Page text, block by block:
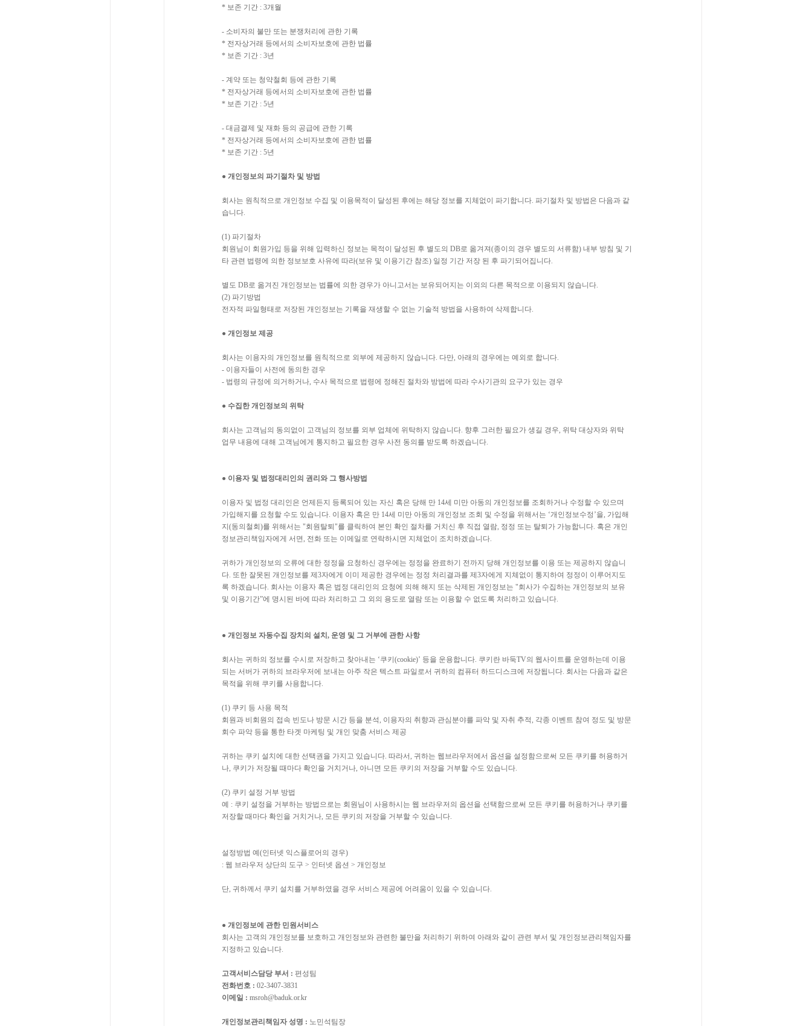
* 보존 기간 : 3개월
- 소비자의 불만 또는 분쟁처리에 관한 기록
* 전자상거래 등에서의 소비자보호에 관한 법률
* 보존 기간 : 3년
- 계약 또는 청약철회 등에 관한 기록
* 전자상거래 등에서의 소비자보호에 관한 법률
* 보존 기간 : 5년
- 대금결제 및 재화 등의 공급에 관한 기록
* 전자상거래 등에서의 소비자보호에 관한 법률
* 보존 기간 : 5년
● 개인정보의 파기절차 및 방법
회사는 원칙적으로 개인정보 수집 및 이용목적이 달성된 후에는 해당 정보를 지체없이 파기합니다. 파기절차 및 방법은 다음과 같
습니다.
(1) 파기절차
회원님이 회원가입 등을 위해 입력하신 정보는 목적이 달성된 후 별도의 DB로 옮겨져(종이의 경우 별도의 서류함) 내부 방침 및 기
타 관련 법령에 의한 정보보호 사유에 따라(보유 및 이용기간 참조) 일정 기간 저장 된 후 파기되어집니다.
별도 DB로 옮겨진 개인정보는 법률에 의한 경우가 아니고서는 보유되어지는 이외의 다른 목적으로 이용되지 않습니다.
(2) 파기방법
전자적 파일형태로 저장된 개인정보는 기록을 재생할 수 없는 기술적 방법을 사용하여 삭제합니다.
● 개인정보 제공
회사는 이용자의 개인정보를 원칙적으로 외부에 제공하지 않습니다. 다만, 아래의 경우에는 예외로 합니다.
- 이용자들이 사전에 동의한 경우
- 법령의 규정에 의거하거나, 수사 목적으로 법령에 정해진 절차와 방법에 따라 수사기관의 요구가 있는 경우
● 수집한 개인정보의 위탁
회사는 고객님의 동의없이 고객님의 정보를 외부 업체에 위탁하지 않습니다. 향후 그러한 필요가 생길 경우, 위탁 대상자와 위탁
업무 내용에 대해 고객님에게 통지하고 필요한 경우 사전 동의를 받도록 하겠습니다.
● 이용자 및 법정대리인의 권리와 그 행사방법
이용자 및 법정 대리인은 언제든지 등록되어 있는 자신 혹은 당해 만 14세 미만 아동의 개인정보를 조회하거나 수정할 수 있으며
가입해지를 요청할 수도 있습니다. 이용자 혹은 만 14세 미만 아동의 개인정보 조회 및 수정을 위해서는 ‘개인정보수정’을, 가입해
지(동의철회)를 위해서는 "회원탈퇴"를 클릭하여 본인 확인 절차를 거치신 후 직접 열람, 정정 또는 탈퇴가 가능합니다. 혹은 개인
정보관리책임자에게 서면, 전화 또는 이메일로 연락하시면 지체없이 조치하겠습니다.
귀하가 개인정보의 오류에 대한 정정을 요청하신 경우에는 정정을 완료하기 전까지 당해 개인정보를 이용 또는 제공하지 않습니
다. 또한 잘못된 개인정보를 제3자에게 이미 제공한 경우에는 정정 처리결과를 제3자에게 지체없이 통지하여 정정이 이루어지도
록 하겠습니다. 회사는 이용자 혹은 법정 대리인의 요청에 의해 해지 또는 삭제된 개인정보는 "회사가 수집하는 개인정보의 보유
및 이용기간”에 명시된 바에 따라 처리하고 그 외의 용도로 열람 또는 이용할 수 없도록 처리하고 있습니다.
● 개인정보 자동수집 장치의 설치, 운영 및 그 거부에 관한 사항
회사는 귀하의 정보를 수시로 저장하고 찾아내는 ‘쿠키(cookie)’ 등을 운용합니다. 쿠키란 바둑TV의 웹사이트를 운영하는데 이용
되는 서버가 귀하의 브라우저에 보내는 아주 작은 텍스트 파일로서 귀하의 컴퓨터 하드디스크에 저장됩니다. 회사는 다음과 같은
목적을 위해 쿠키를 사용합니다.
(1) 쿠키 등 사용 목적
회원과 비회원의 접속 빈도나 방문 시간 등을 분석, 이용자의 취향과 관심분야를 파악 및 자취 추적, 각종 이벤트 참여 정도 및 방문
회수 파악 등을 통한 타겟 마케팅 및 개인 맞춤 서비스 제공
귀하는 쿠키 설치에 대한 선택권을 가지고 있습니다. 따라서, 귀하는 웹브라우저에서 옵션을 설정함으로써 모든 쿠키를 허용하거
나, 쿠키가 저장될 때마다 확인을 거치거나, 아니면 모든 쿠키의 저장을 거부할 수도 있습니다.
(2) 쿠키 설정 거부 방법
예 : 쿠키 설정을 거부하는 방법으로는 회원님이 사용하시는 웹 브라우저의 옵션을 선택함으로써 모든 쿠키를 허용하거나 쿠키를
저장할 때마다 확인을 거치거나, 모든 쿠키의 저장을 거부할 수 있습니다.
설정방법 예(인터넷 익스플로어의 경우)
: 웹 브라우저 상단의 도구 > 인터넷 옵션 > 개인정보
단, 귀하께서 쿠키 설치를 거부하였을 경우 서비스 제공에 어려움이 있을 수 있습니다.
● 개인정보에 관한 민원서비스
회사는 고객의 개인정보를 보호하고 개인정보와 관련한 불만을 처리하기 위하여 아래와 같이 관련 부서 및 개인정보관리책임자를
지정하고 있습니다.
고객서비스담당 부서 : 편성팀
전화번호 : 02-3407-3831
이메일 : msroh@baduk.or.kr
개인정보관리책임자 성명 : 노민석팀장